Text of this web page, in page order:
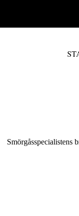
Smörgåsspecialistens